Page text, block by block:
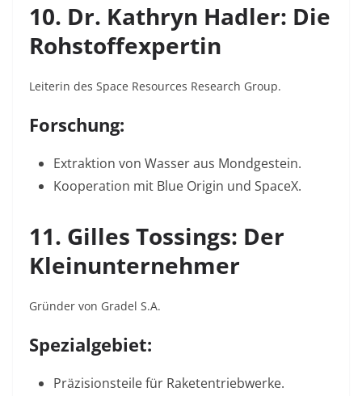
10. Dr. Kathryn Hadler: Die
Rohstoffexpertin
Leiterin des Space Resources Research Group.
Forschung:
Extraktion von Wasser aus Mondgestein.
Kooperation mit Blue Origin und SpaceX.
11. Gilles Tossings: Der
Kleinunternehmer
Gründer von Gradel S.A.
Spezialgebiet:
Präzisionsteile für Raketentriebwerke.